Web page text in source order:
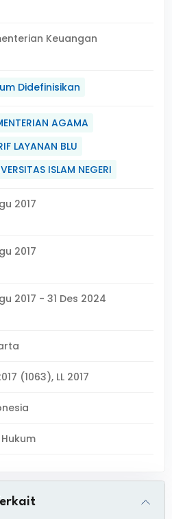
Keuangan
Didefinisikan
AGAMA
LAYANAN BLU
ISLAM NEGERI
2017
2017
2017 - 31 Des 2024
(1063), LL 2017